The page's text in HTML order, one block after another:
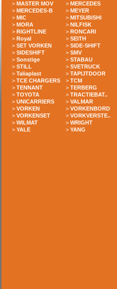
> MASTER MOV > MERCEDES
> MERCEDES-B > MEYER
> MIC > MITSUBISHI
> MORA > NILFISK
> RIGHTLINE > RONCARI
> Royal > SEITH
> SET VORKEN > SIDE-SHIFT
> SIDESHIFT > SMV
> Sonstige > STABAU
> STILL > SVETRUCK
> Taliaplast > TAPIJTDOOR
> TCE CHARGERS > TCM
> TENNANT > TERBERG
> TOYOTA > TRACTIEBAT..
> UNICARRIERS > VALMAR
> VORKEN > VORKENBORD
> VORKENSET > VORKVERSTE..
> WILMAT > WRIGHT
> YALE > YANG